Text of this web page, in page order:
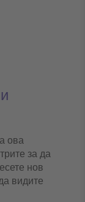
ова
за да
нов
видите